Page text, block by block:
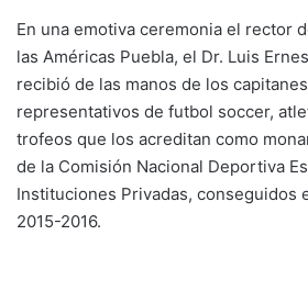
En una emotiva ceremonia el rector
las Américas Puebla, el Dr. Luis
recibió de las manos de los
representativos de futbol soccer,
trofeos que los acreditan como
de la Comisión Nacional Deportiva
Instituciones Privadas, conseguidos
2015-2016.